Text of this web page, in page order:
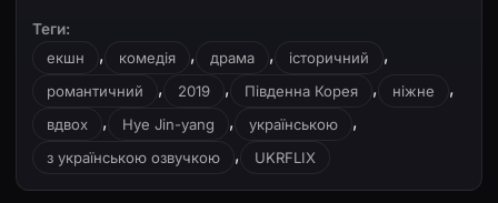
Теги:
екшн
, комедія , драма , історичний ,
романтичний , 2019 , Південна Корея , ніжне ,
вдвох , Hye Jin-yang , українською ,
з українською озвучкою , UKRFLIX